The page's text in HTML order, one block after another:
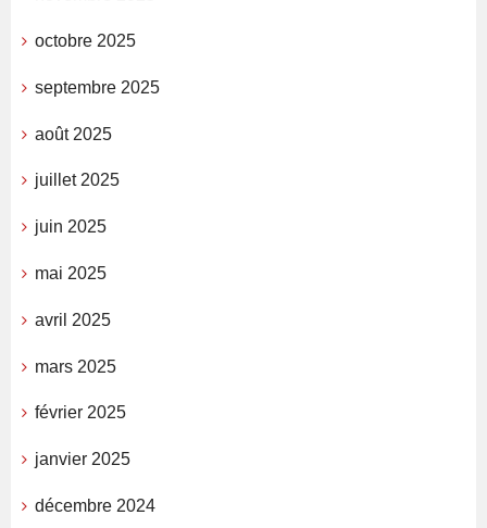
octobre 2025
septembre 2025
août 2025
juillet 2025
juin 2025
mai 2025
avril 2025
mars 2025
février 2025
janvier 2025
décembre 2024